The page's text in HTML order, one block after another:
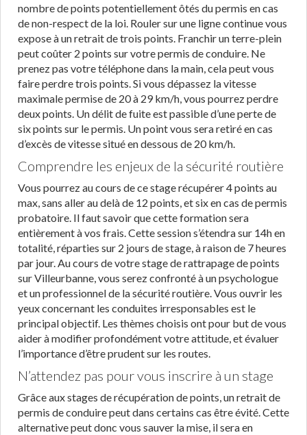
nombre de points potentiellement ôtés du permis en cas
de non-respect de la loi. Rouler sur une ligne continue vous
expose à un retrait de trois points. Franchir un terre-plein
peut coûter 2 points sur votre permis de conduire. Ne
prenez pas votre téléphone dans la main, cela peut vous
faire perdre trois points. Si vous dépassez la vitesse
maximale permise de 20 à 29 km/h, vous pourrez perdre
deux points. Un délit de fuite est passible d’une perte de
six points sur le permis. Un point vous sera retiré en cas
d’excès de vitesse situé en dessous de 20 km/h.
Comprendre les enjeux de la sécurité routière
Vous pourrez au cours de ce stage récupérer 4 points au
max, sans aller au delà de 12 points, et six en cas de permis
probatoire. Il faut savoir que cette formation sera
entièrement à vos frais. Cette session s’étendra sur 14h en
totalité, réparties sur 2 jours de stage, à raison de 7 heures
par jour. Au cours de votre stage de rattrapage de points
sur Villeurbanne, vous serez confronté à un psychologue
et un professionnel de la sécurité routière. Vous ouvrir les
yeux concernant les conduites irresponsables est le
principal objectif. Les thèmes choisis ont pour but de vous
aider à modifier profondément votre attitude, et évaluer
l’importance d’être prudent sur les routes.
N’attendez pas pour vous inscrire à un stage
Grâce aux stages de récupération de points, un retrait de
permis de conduire peut dans certains cas être évité. Cette
alternative peut donc vous sauver la mise, il sera en